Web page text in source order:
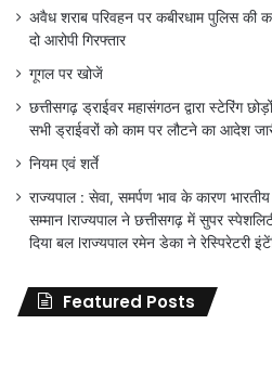
अवैध शराब परिवहन पर कबीरधाम पुलिस की
दो आरोपी गिरफ्तार
गूगल पर खोजें
छत्तीसगढ़ ड्राईवर महासंगठन द्वारा स्टेरिंग
सभी ड्राईवरों को काम पर लौटने का आदेश
नियम एवं शर्ते
राज्यपाल : सेवा, समर्पण भाव के कारण
सम्मान lराज्यपाल ने छत्तीसगढ़ में सुपर
दिया बल lराज्यपाल रमेन डेका ने रेस्पिरेटरी
Featured Posts